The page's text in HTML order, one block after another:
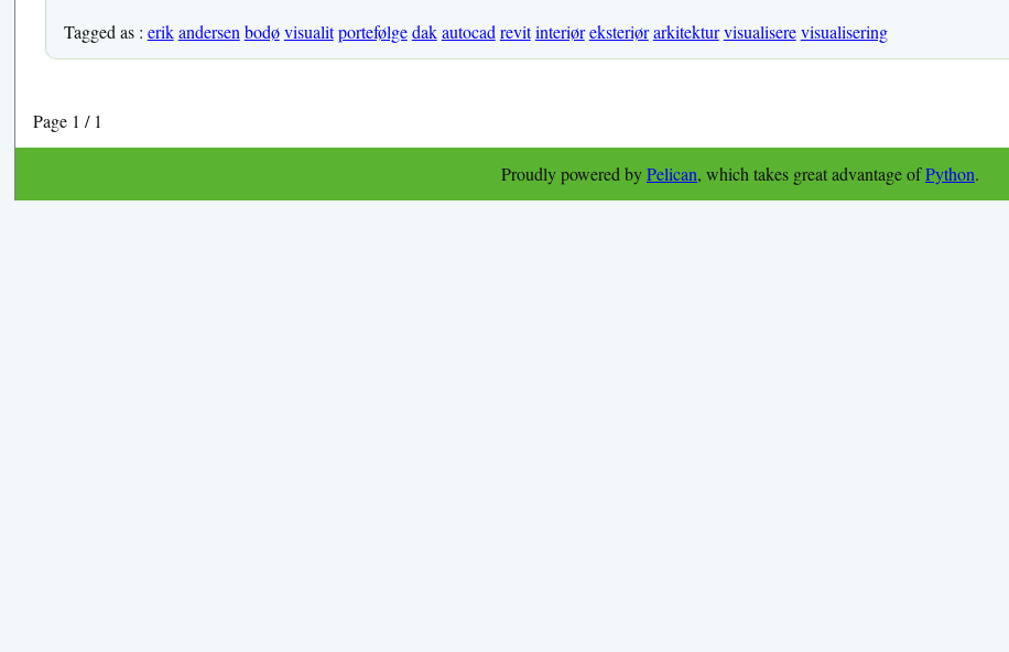
Tagged as : erik andersen bodø visualit portefølge dak autocad revit interiør eksteriør arkitektur visualisere visualisering
Page 1 / 1
Proudly powered byPelican, which takes great advantage ofPython.